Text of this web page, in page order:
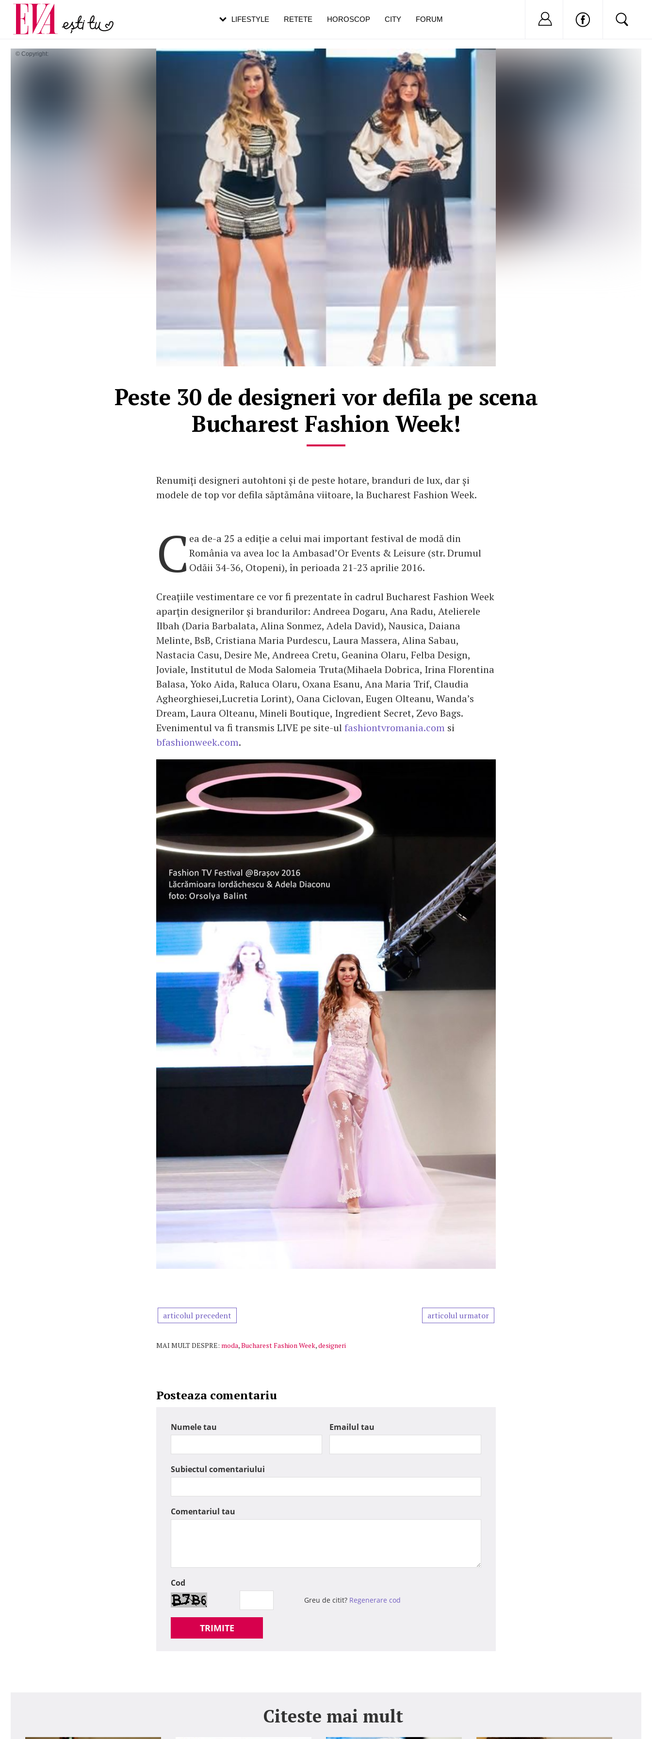
© Copyright:
Peste 30 de designeri vor defila pe scena
Bucharest Fashion Week!
Renumiți designeri autohtoni și de peste hotare, branduri de lux, dar și
modele de top vor defila săptămâna viitoare, la Bucharest Fashion Week.
C ea de-a 25 a ediție a celui mai important festival de modă din
România va avea loc la Ambasad’Or Events & Leisure (str. Drumul
Odăii 34-36, Otopeni), în perioada 21-23 aprilie 2016.
Creațiile vestimentare ce vor fi prezentate în cadrul Bucharest Fashion Week
aparţin designerilor şi brandurilor: Andreea Dogaru, Ana Radu, Atelierele
Ilbah (Daria Barbalata, Alina Sonmez, Adela David), Nausica, Daiana
Melinte, BsB, Cristiana Maria Purdescu, Laura Massera, Alina Sabau,
Nastacia Casu, Desire Me, Andreea Cretu, Geanina Olaru, Felba Design,
Joviale, Institutul de Moda Salomeia Truta(Mihaela Dobrica, Irina Florentina
Balasa, Yoko Aida, Raluca Olaru, Oxana Esanu, Ana Maria Trif, Claudia
Agheorghiesei,Lucretia Lorint), Oana Ciclovan, Eugen Olteanu, Wanda’s
Dream, Laura Olteanu, Mineli Boutique, Ingredient Secret, Zevo Bags.
Evenimentul va fi transmis LIVE pe site-ulfashiontvromania.com si
bfashionweek.com.
articolul precedent articolul urmator
MAI MULT DESPRE: moda,Bucharest Fashion Week,designeri
Posteaza comentariu
Numele tau Emailul tau
Subiectul comentariului
Comentariul tau
Cod
Greu de citit? Regenerare cod
TRIMITE
Citeste mai mult
LIFESTYLE RETETE HOROSCOP CITY FORUM Nu ai cont?
Carieră
Actualitate
pe măsură ce înaintezi în vârstă